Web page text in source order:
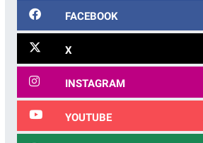
FACEBOOK
X
INSTAGRAM
YOUTUBE